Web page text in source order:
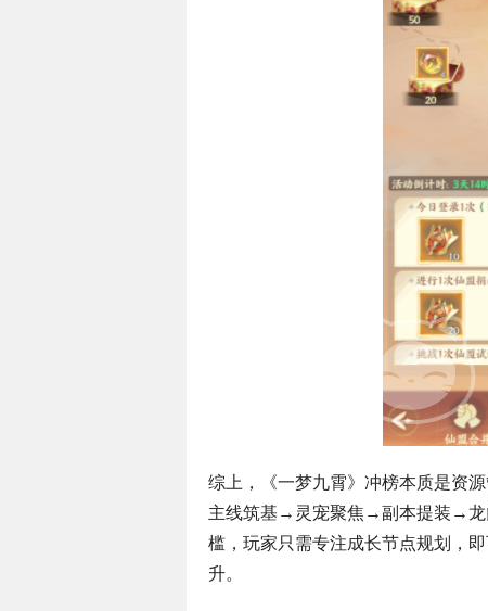
综上，《一梦九霄》冲榜本质是资
主线筑基→灵宠聚焦→副本提装→龙
槛，玩家只需专注成长节点规划，
升。